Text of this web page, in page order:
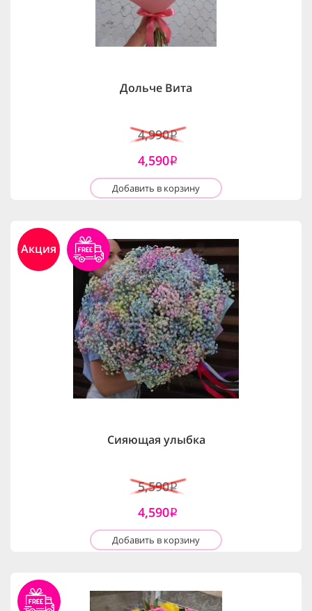
Дольче Вита
4,990i
4,590i
Добавить в корзину
Акция
Сияющая улыбка
5,590i
4,590i
Добавить в корзину